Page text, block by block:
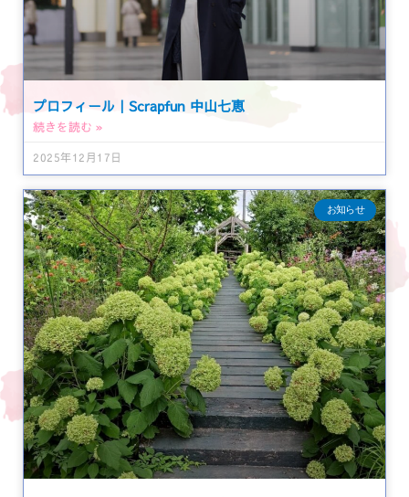
プロフィール｜Scrapfun 中山七恵
続きを読む »
2025年12月17日
お知らせ